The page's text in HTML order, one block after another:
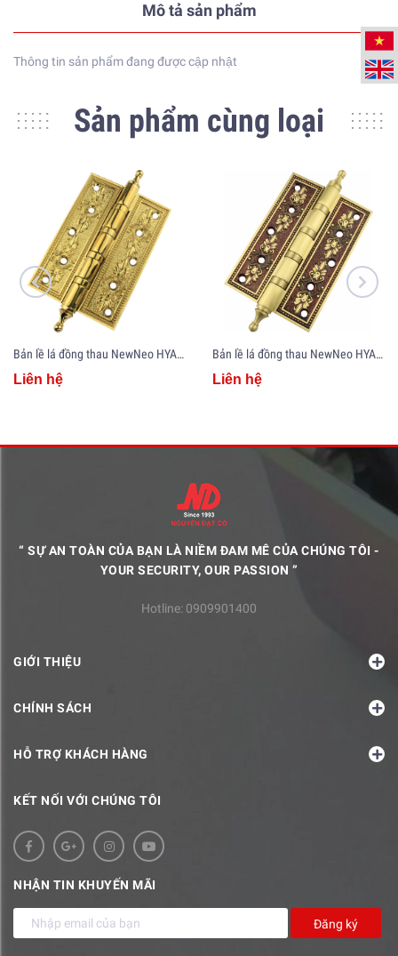
Mô tả sản phẩm
Thông tin sản phẩm đang được cập nhật
Sản phẩm cùng loại
Bản lề lá đồng thau NewNeo HYA5-PVD
Liên hệ
Bản lề lá đồng thau NewNeo HYA5-RG
Liên hệ
“ SỰ AN TOÀN CỦA BẠN LÀ NIỀM ĐAM MÊ CỦA CHÚNG TÔI -
YOUR SECURITY, OUR PASSION ”
Hotline: 0909901400
GIỚI THIỆU
CHÍNH SÁCH
HỖ TRỢ KHÁCH HÀNG
KẾT NỐI VỚI CHÚNG TÔI
NHẬN TIN KHUYẾN MÃI
Đăng ký